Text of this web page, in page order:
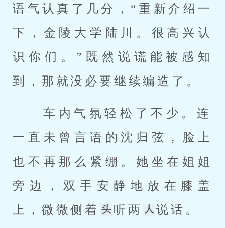
语气认真了几分，“重新介绍一
下，金陵大学陆川。很高兴认
识你们。”既然说谎能被感知
到，那就没必要继续编造了。
一直未曾言语的沈归弦，脸上
也不再那么紧绷。她坐在姐姐
旁边，双手安静地放在膝盖
上，微微侧着
听两 说话。